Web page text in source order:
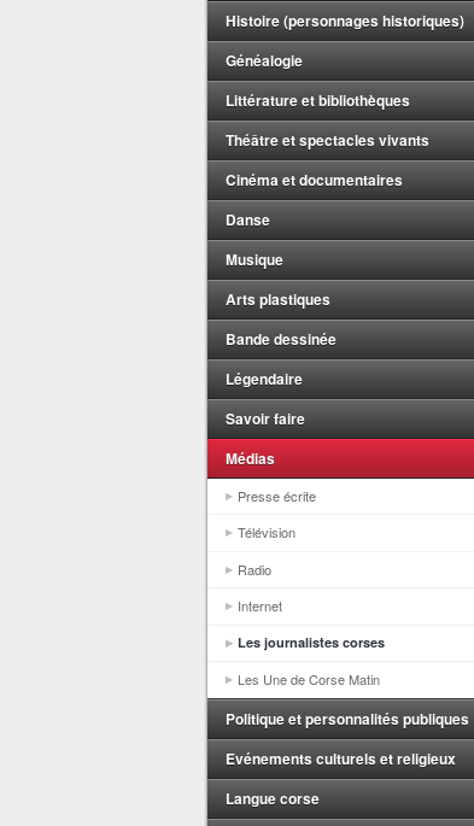
Histoire (personnages historiques)
Généalogie
Littérature et bibliothèques
Théâtre et spectacles vivants
Cinéma et documentaires
Danse
Musique
Arts plastiques
Bande dessinée
Légendaire
Savoir faire
Médias
Presse écrite
Télévision
Radio
Internet
Les journalistes corses
Les Une de Corse Matin
Politique et personnalités publiques
Evénements culturels et religieux
Langue corse